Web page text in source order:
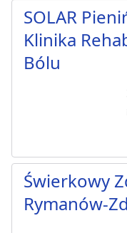
SOLAR
Klinika
Bólu
Świerkowy
Rymanów-